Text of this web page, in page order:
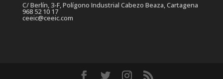
C/ Berlín, 3-F, Polígono Industrial Cabezo Beaza, Cartagena
968 52 10 17
ceeic@ceeic.com